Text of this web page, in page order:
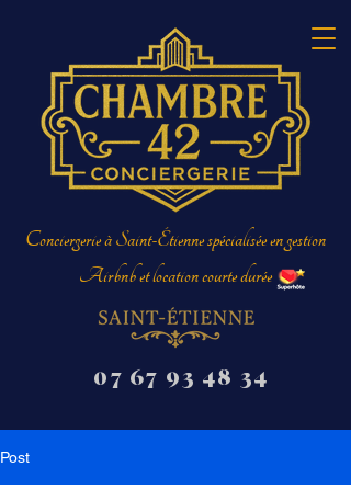
Conciergerie à Saint-Étienne spécialisée en gestion
Airbnb et location courte durée
07 67 93 48 34
Post